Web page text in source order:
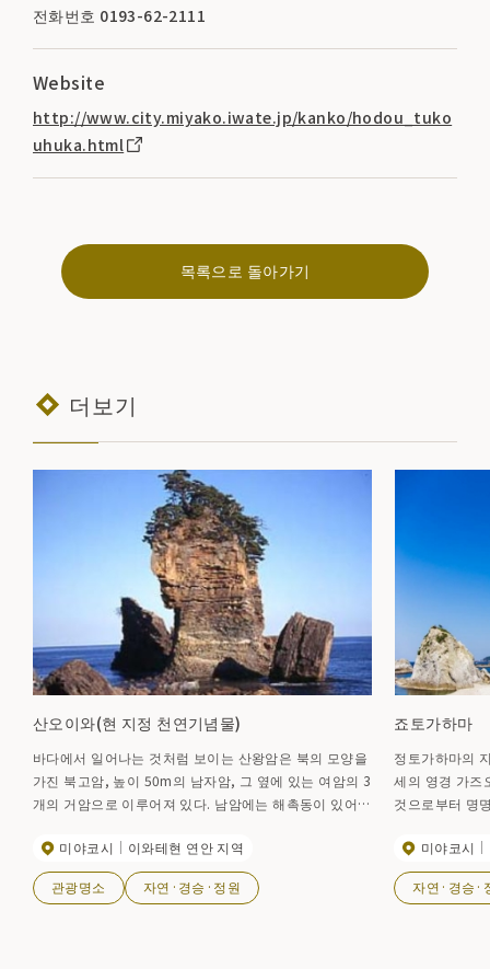
전화번호 0193-62-2111
Website
http://www.city.miyako.iwate.jp/kanko/hodou_tuko
uhuka.html
목록으로 돌아가기
더보기
산오이와(현 지정 천연기념물)
바다에서 일어나는 것처럼 보이는 산왕암은 북의 모양을
가진 북고암, 높이 50m의 남자암, 그 옆에 있는 여암의 3
개의 거암으로 이루어져 있다. 남암에는 해촉동이 있어,
기의 암석, 사암의 층이 있다. 옆에 산책로가 있고 바다
낚시도 가능하다. 산책로를 내려가면 갈수록 용감한 바위
의 모습이 가까이 다가온다. 타로항에서 마사키, 묘진자
미야코시 이와테현 연안 지역
관광명소 자연·경승·정원
죠토가하마
정토가하마의
세의 영경 가즈
것으로부터 명
의 부 특선으
미야코시
자연·경승·